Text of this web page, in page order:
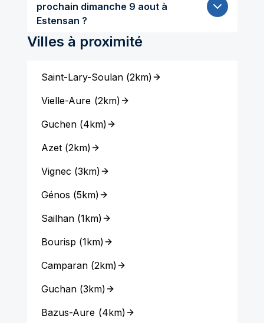
prochain dimanche 9 aout à
Estensan ?
Villes à proximité
Saint-Lary-Soulan(2km)
Vielle-Aure (2km)
Guchen(4km)
Azet(2km)
Vignec (3km)
Génos (5km)
Sailhan(1km)
Bourisp (1km)
Camparan(2km)
Guchan(3km)
Bazus-Aure (4km)